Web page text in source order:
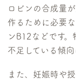
ロビンの合成量
作るために必要
ンB12などです
不足している傾向
また、妊娠時や